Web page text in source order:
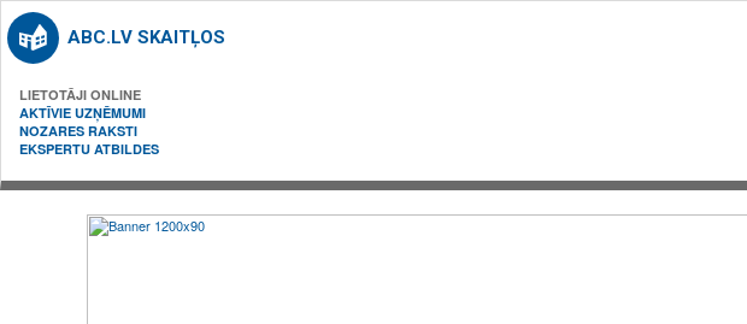
ABC.LV SKAITĻOS
LIETOTĀJI ONLINE
AKTĪVIE UZŅĒMUMI
NOZARES RAKSTI
EKSPERTU ATBILDES